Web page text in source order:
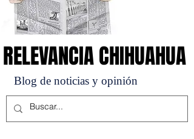
Blog de noticias y opinión
RELEVANCIA CHIHUAHUA
RELEVANCIA CHIHUAHUA